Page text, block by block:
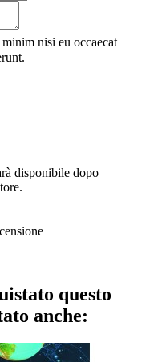
nisi eu occaecat
disponibile dopo
questo
anche: